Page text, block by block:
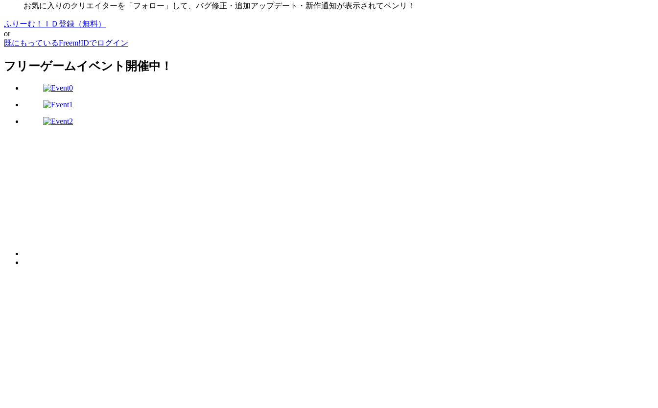
お気に入りのクリエイターを「フォロー」して、バグ修正・追加アップデート・新作通知が表示されてベンリ！
ふりーむ！ＩＤ登録（無料）
or
既にもっているFreem!IDでログイン
フリーゲームイベント開催中！